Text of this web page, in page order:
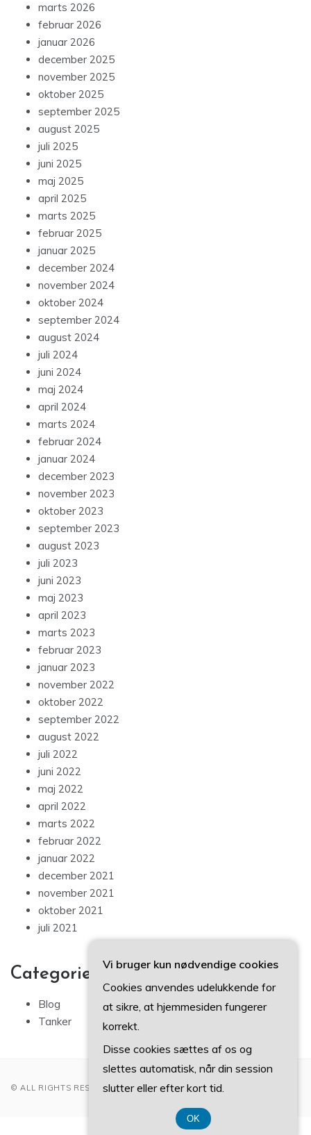
marts 2026
februar 2026
januar 2026
december 2025
november 2025
oktober 2025
september 2025
august 2025
juli 2025
juni 2025
maj 2025
april 2025
marts 2025
februar 2025
januar 2025
december 2024
november 2024
oktober 2024
september 2024
august 2024
juli 2024
juni 2024
maj 2024
april 2024
marts 2024
februar 2024
januar 2024
december 2023
november 2023
oktober 2023
september 2023
august 2023
juli 2023
juni 2023
maj 2023
april 2023
marts 2023
februar 2023
januar 2023
november 2022
oktober 2022
september 2022
august 2022
juli 2022
juni 2022
maj 2022
april 2022
marts 2022
februar 2022
januar 2022
december 2021
november 2021
oktober 2021
juli 2021
Categories
Blog
Tanker
© ALL RIGHTS RESERVED 2022
Vi bruger kun nødvendige cookies
Cookies anvendes udelukkende for
at sikre, at hjemmesiden fungerer
korrekt.
Disse cookies sættes af os og
slettes automatisk, når din session
slutter eller efter kort tid.
OK